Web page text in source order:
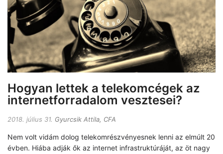
Hogyan lettek a telekomcégek az
internetforradalom vesztesei?
2018. július 31. Gyurcsik Attila, CFA
Nem volt vidám dolog telekomrészvényesnek lenni az elmúlt 20
évben. Hiába adják ők az internet infrastruktúráját, az öt nagy